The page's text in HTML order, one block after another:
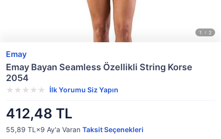
Emay
Emay Bayan Seamless Özellikli String Korse
2054
İlk Yorumu Siz Yapın
412,48 TL
55,89 TL×9 Ay'a Varan Taksit Seçenekleri